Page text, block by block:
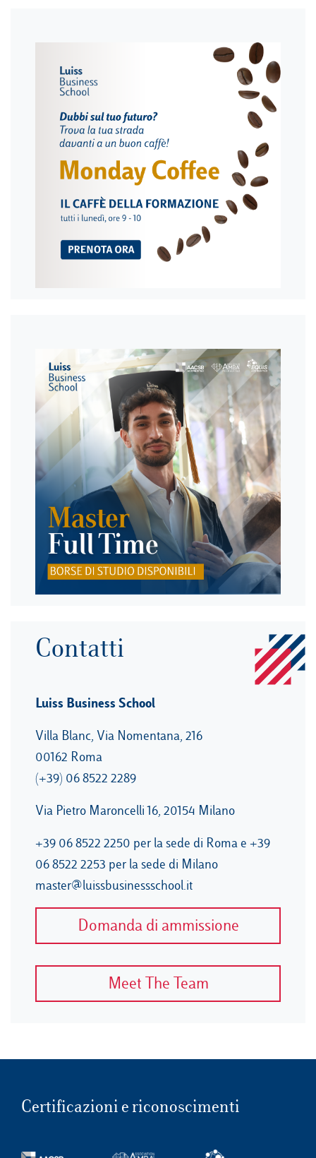
Contatti
Luiss Business School
Villa Blanc, Via Nomentana, 216
00162 Roma
(+39) 06 8522 2289
Via Pietro Maroncelli 16, 20154 Milano
+39 06 8522 2250 per la sede di Roma e +39
06 8522 2253 per la sede di Milano
master@luissbusinessschool.it
Domanda di ammissione
Meet The Team
Certificazioni e riconoscimenti